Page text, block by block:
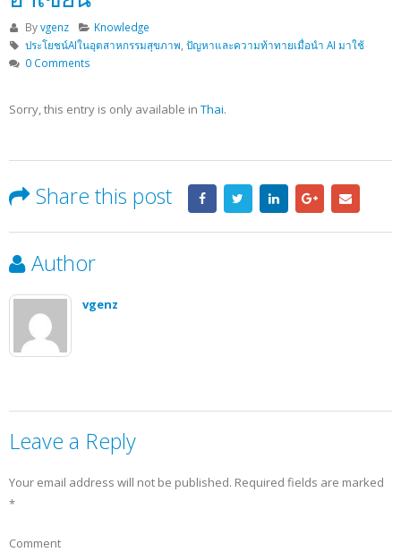
Byvgenz
Knowledge
ประโยชน์AIในอุตสาหกรรมสุขภาพ ปัญหาและความท้าทายเมื่อนำ AI มาใช้
0 Comments
Sorry, this entry is only available in Thai.
Share this post
Author
vgenz
Leave a Reply
Your email address will not be published. Required fields are marked
*
Comment